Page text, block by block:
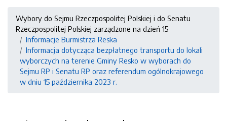
Wybory do Sejmu Rzeczpospolitej Polskiej i do Senatu
Rzeczpospolitej Polskiej zarządzone na dzień 15
Informacje Burmistrza Reska
Informacja dotycząca bezpłatnego transportu do lokali
wyborczych na terenie Gminy Resko w wyborach do
Sejmu RP i Senatu RP oraz referendum ogólnokrajowego
w dniu 15 października 2023 r.